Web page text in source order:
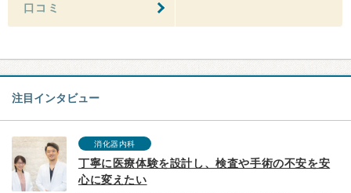
口コミ
注目インタビュー
消化器内科
丁寧に医療体験を設計し、検査や手術の不安を安
心に変えたい